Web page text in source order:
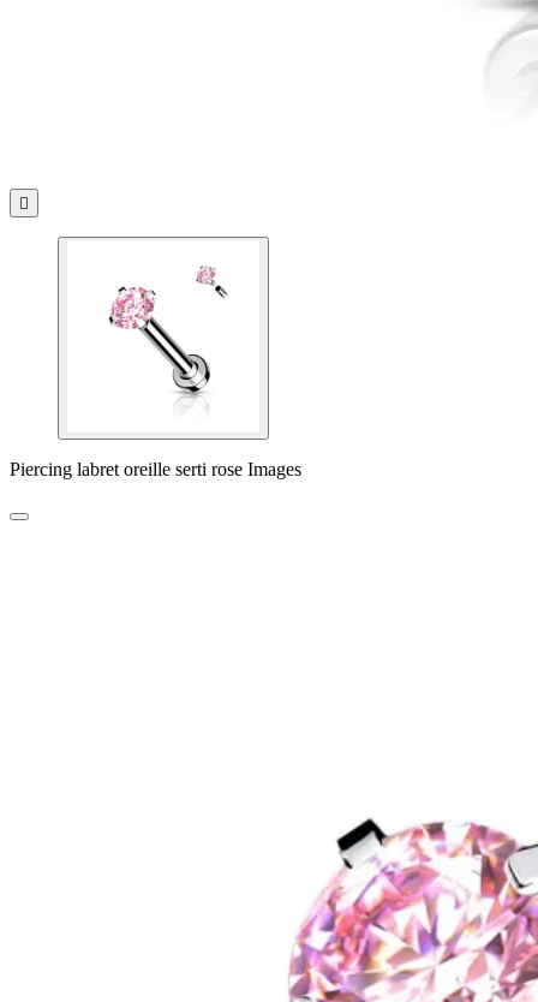

Piercing labret oreille serti rose Images